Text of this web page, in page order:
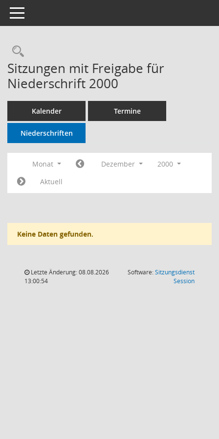
Toggle navigation
Sitzungen mit Freigabe für
Niederschrift 2000
Kalender Termine
Niederschriften
Monat Dezember
2000
Aktuell
Keine Daten gefunden.
Letzte Änderung: 08.08.2026
13:00:54
Software:Sitzungsdienst
Session(Wird in